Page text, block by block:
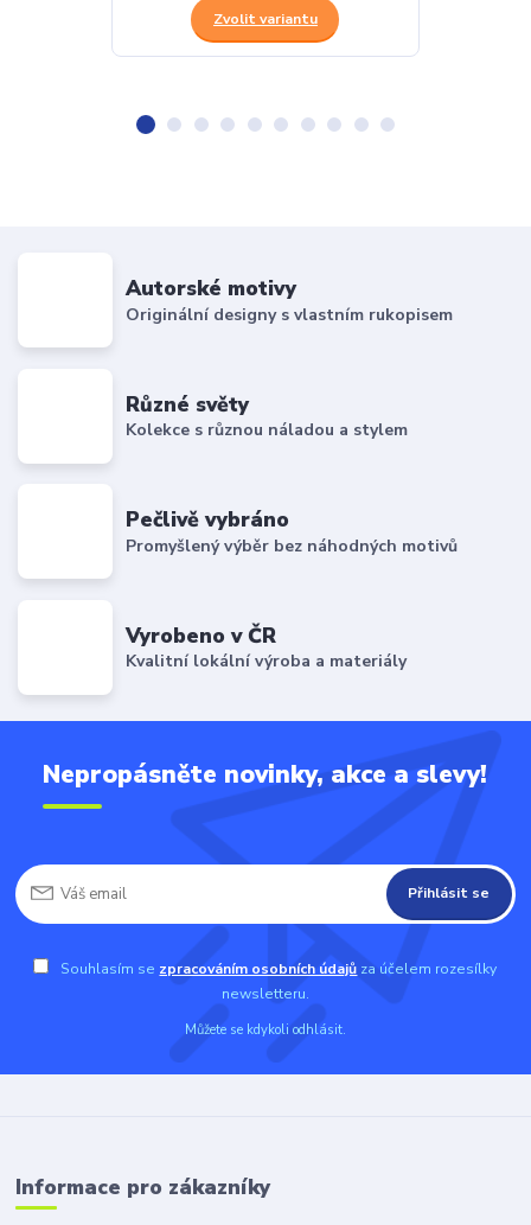
Zvolit variantu
Autorské motivy
Originální designy s vlastním rukopisem
Různé světy
Kolekce s různou náladou a stylem
Pečlivě vybráno
Promyšlený výběr bez náhodných motivů
Vyrobeno v ČR
Kvalitní lokální výroba a materiály
Nepropásněte novinky, akce a slevy!
Přihlásit se
Souhlasím se zpracováním osobních údajů za účelem rozesílky
newsletteru.
Můžete se kdykoli odhlásit.
Informace pro zákazníky